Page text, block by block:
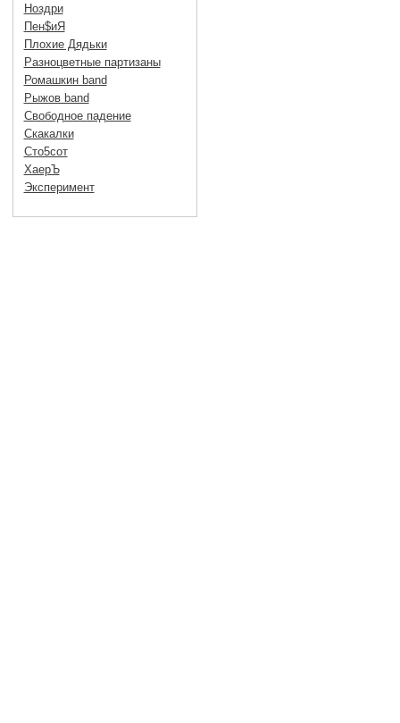
Ноздри
Пен$иЯ
Плохие Дядьки
Разноцветные партизаны
Ромашкин band
Рыжов band
Свободное падение
Скакалки
Сто5сот
ХаерЪ
Эксперимент